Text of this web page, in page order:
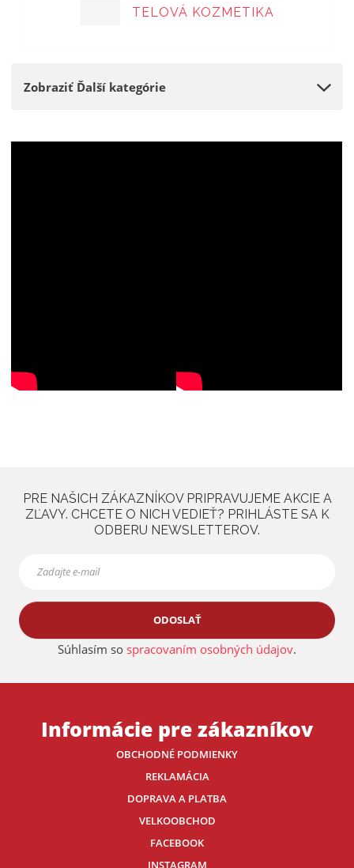
TELOVÁ KOZMETIKA
Zobraziť Ďalší kategórie
PRE NAŠICH ZÁKAZNÍKOV PRIPRAVUJEME AKCIE A
ZĽAVY. CHCETE O NICH VEDIEŤ? PRIHLÁSTE SA K
ODBERU NEWSLETTEROV.
ODOSLAŤ
Súhlasím so spracovaním osobných údajov.
Informácie pre zákazníkov
OBCHODNÉ PODMIENKY
REKLAMÁCIA
DOPRAVA A PLATBA
VELKOOBCHOD
FACEBOOK
INSTAGRAM